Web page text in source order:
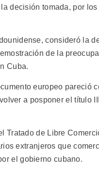
decisión tomada, por
consideró la
de la
Cuba.
europeo pareció
a posponer el título
Tratado de Libre
extranjeros que
el gobierno cubano.